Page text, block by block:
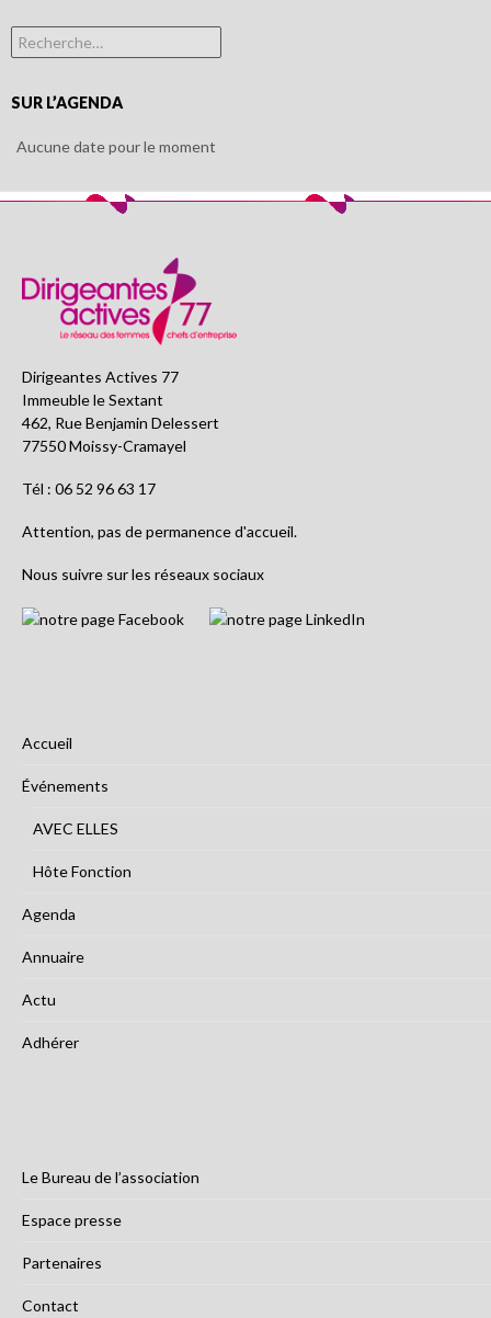
Rechercher :
SUR L’AGENDA
Aucune date pour le moment
Dirigeantes Actives 77
Immeuble le Sextant
462, Rue Benjamin Delessert
77550 Moissy-Cramayel
Tél : 06 52 96 63 17
Attention, pas de permanence d'accueil.
Nous suivre sur les réseaux sociaux
Accueil
Événements
AVEC ELLES
Hôte Fonction
Agenda
Annuaire
Actu
Adhérer
Le Bureau de l’association
Espace presse
Partenaires
Contact